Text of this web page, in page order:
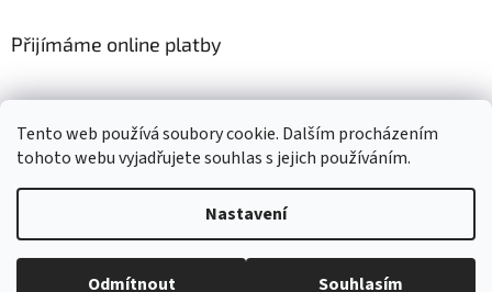
Tento web používá soubory cookie. Dalším procházením
tohoto webu vyjadřujete souhlas s jejich používáním.
Nastavení
Odmítnout Souhlasím
Přijímáme online platby
Vytvořil Shoptet
Copyright 2026DMOTO s.r.o. . Všechna práva vyhrazena.